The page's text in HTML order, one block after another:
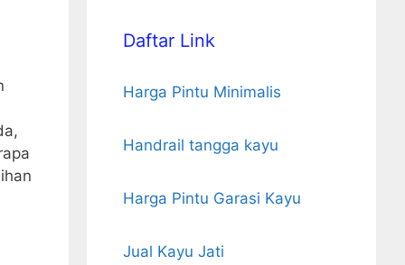
Daftar Link
Harga Pintu Minimalis
Handrail tangga kayu
Harga Pintu Garasi Kayu
Jual Kayu Jati